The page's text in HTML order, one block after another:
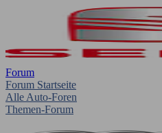
Forum
Forum Startseite
Alle Auto-Foren
Themen-Forum